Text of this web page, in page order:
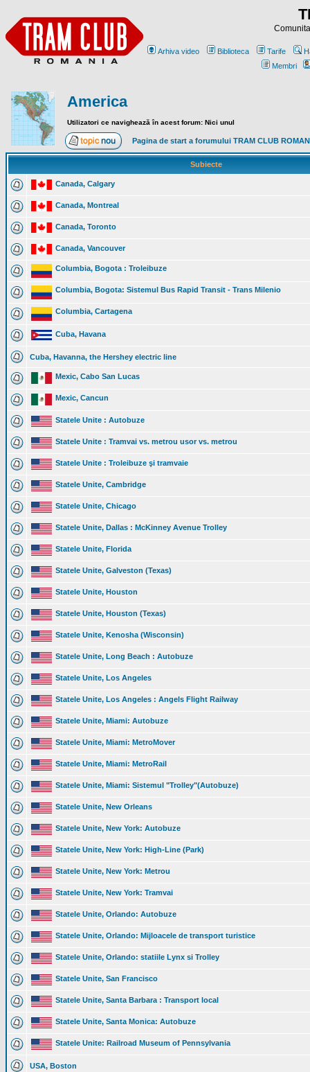
Arhiva video Biblioteca Tarife
Membri
America
Utilizatori ce navighează în acest forum: Nici unul
Pagina de start a forumului TRAM CLUB
Subiecte
Canada, Calgary
Canada, Montreal
Canada, Toronto
Canada, Vancouver
Columbia, Bogota : Troleibuze
Columbia, Bogota: Sistemul Bus Rapid Transit - Trans Milenio
Columbia, Cartagena
Cuba, Havana
Cuba, Havanna, the Hershey electric line
Mexic, Cabo San Lucas
Mexic, Cancun
Statele Unite : Autobuze
Statele Unite : Tramvai vs. metrou usor vs. metrou
Statele Unite : Troleibuze şi tramvaie
Statele Unite, Cambridge
Statele Unite, Chicago
Statele Unite, Dallas : McKinney Avenue Trolley
Statele Unite, Florida
Statele Unite, Galveston (Texas)
Statele Unite, Houston
Statele Unite, Houston (Texas)
Statele Unite, Kenosha (Wisconsin)
Statele Unite, Long Beach : Autobuze
Statele Unite, Los Angeles
Statele Unite, Los Angeles : Angels Flight Railway
Statele Unite, Miami: Autobuze
Statele Unite, Miami: MetroMover
Statele Unite, Miami: MetroRail
Statele Unite, Miami: Sistemul "Trolley"(Autobuze)
Statele Unite, New Orleans
Statele Unite, New York: Autobuze
Statele Unite, New York: High-Line (Park)
Statele Unite, New York: Metrou
Statele Unite, New York: Tramvai
Statele Unite, Orlando: Autobuze
Statele Unite, Orlando: Mijloacele de transport turistice
Statele Unite, Orlando: statiile Lynx si Trolley
Statele Unite, San Francisco
Statele Unite, Santa Barbara : Transport local
Statele Unite, Santa Monica: Autobuze
Statele Unite: Railroad Museum of Pennsylvania
USA, Boston